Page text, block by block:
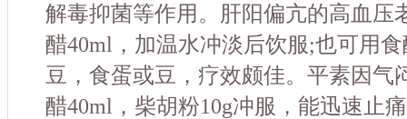
解毒抑菌等作用。肝阳偏亢的高血压
醋40ml，加温水冲淡后饮服;也可用
豆，食蛋或豆，疗效颇佳。平素因气
醋40ml，柴胡粉10g冲服，能迅速止